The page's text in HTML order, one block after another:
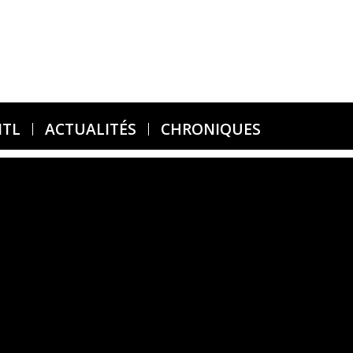
ACTUALITÉS CHRONIQUES